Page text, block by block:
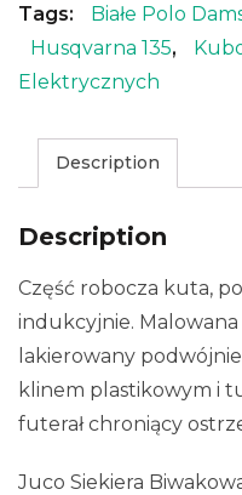
Tags: Białe Polo
Husqvarna 135,
Elektrycznych
Description
Description
Część robocza kuta,
indukcyjnie.
lakierowany
klinem plastikowym i
futerał chroniący
Juco Siekiera